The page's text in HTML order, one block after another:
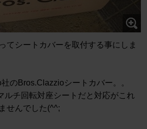
てシートカバーを取付する事にしま
のBros.Clazzioシートカバー。。
ルチ回転対座シートだと対応がこれ
せんでした(^^;